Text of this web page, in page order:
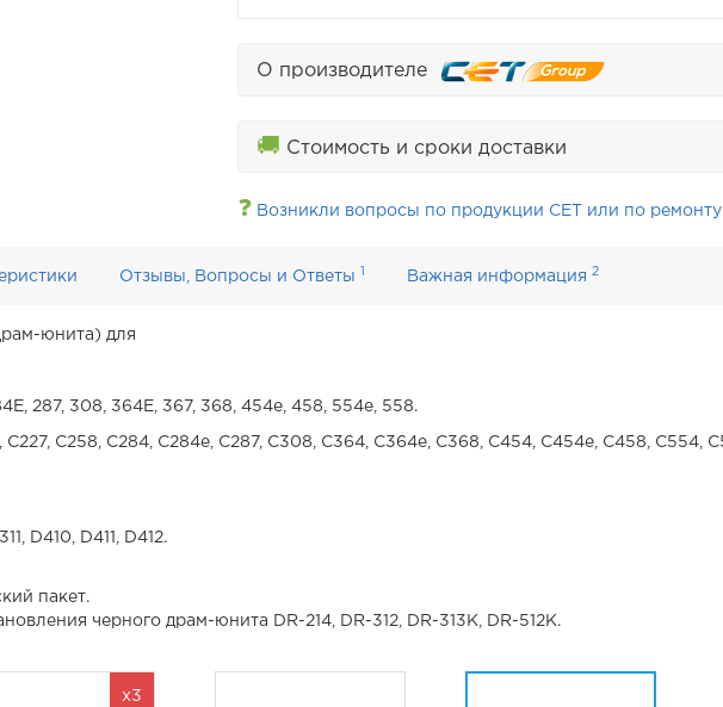
О производителе
🚚 Стоимость и сроки доставки
❓ Возникли вопросы по продукции CET или по ремонту
Отзывы, Вопросы и Ответы 1 Важная информация2
юнита) для
287, 308, 364E, 367, 368, 454e, 458, 554e, 558.
C227, C258, C284, C284e, C287, C308, C364, C364e, C368, C454, C454e, C458, C554,
D410, D411, D412.
пакет.
черного драм-юнита DR-214, DR-312, DR-313K, DR-512K.
x3